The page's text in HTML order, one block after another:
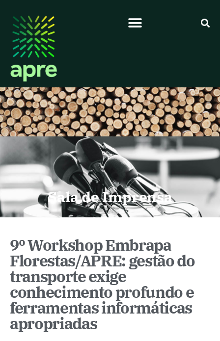
Sala de Imprensa
9º Workshop Embrapa
Florestas/APRE: gestão do
transporte exige
conhecimento profundo e
ferramentas informáticas
apropriadas